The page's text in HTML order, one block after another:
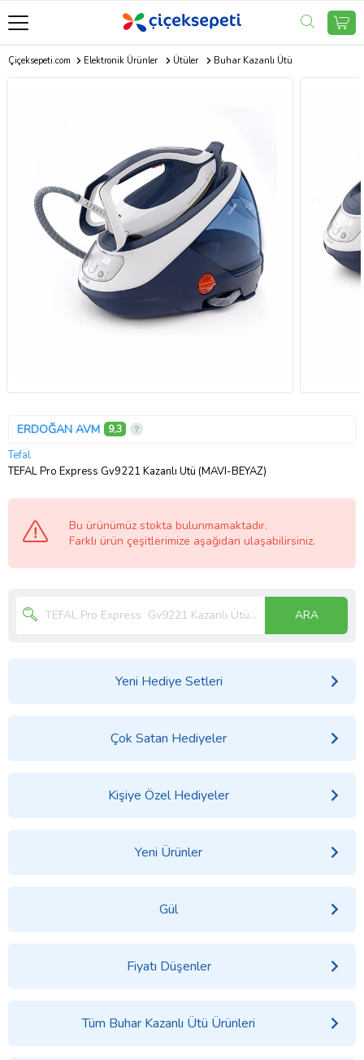
Çiçeksepeti.com Elektronik Ürünler Ütüler Buhar Kazanlı Ütü
ERDOĞAN AVM 9,3
Tefal
TEFAL Pro Express Gv9221 Kazanlı Ütü (MAVI-BEYAZ)
Bu ürünümüz stokta bulunmamaktadır.
Farklı ürün çeşitlerimize aşağıdan ulaşabilirsiniz.
ARA
Yeni Hediye Setleri
Çok Satan Hediyeler
Kişiye Özel Hediyeler
Yeni Ürünler
Gül
Fiyatı Düşenler
Tüm Buhar Kazanlı Ütü Ürünleri